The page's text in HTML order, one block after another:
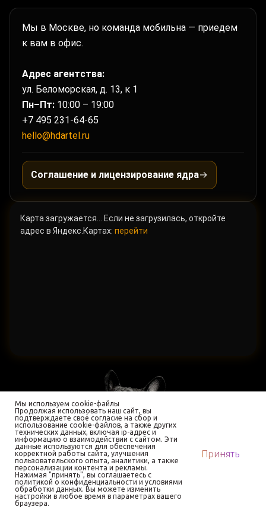
Мы используем cookie-файлы
Продолжая использовать наш сайт, вы
подтверждаете своё согласие на сбор и
использование cookie-файлов, а также других
технических данных, включая ip-адрес и
информацию о взаимодействии с сайтом. Эти
данные используются для обеспечения
корректной работы сайта, улучшения
пользовательского опыта, аналитики, а также
персонализации контента и рекламы.
Нажимая "принять", вы соглашаетесь с
политикой о конфиденциальности и условиями
обработки данных. Вы можете изменить
настройки в любое время в параметрах вашего
браузера.
Принять
Мы в Москве, но команда мобильна — приедем
к вам в офис.
Адрес агентства:
ул. Беломорская, д. 13, к 1
Пн–Пт: 10:00 – 19:00
+7 495 231-64-65
hello@hdartel.ru
Соглашение и лицензирование ядра→
Карта загружается… Если не загрузилась, откройте
адрес в Яндекс.Картах: перейти